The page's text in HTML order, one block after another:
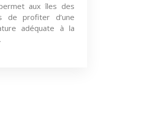
aux îles des
de profiter d’une
adéquate à la